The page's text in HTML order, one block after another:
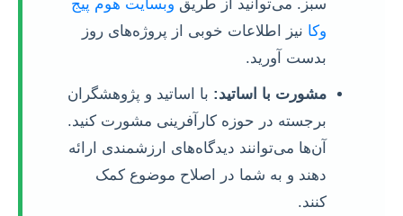
سبز. می‌توانید از طریق وبسایت هوم پیج
وکا نیز اطلاعات خوبی از پروژه‌های روز
بدست آورید.
مشورت با اساتید: با اساتید و پژوهشگران
برجسته در حوزه کارآفرینی مشورت کنید.
آن‌ها می‌توانند دیدگاه‌های ارزشمندی ارائه
دهند و به شما در اصلاح موضوع کمک
کنند.